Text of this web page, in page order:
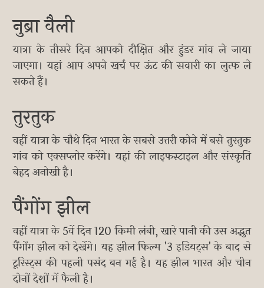
नुब्रा वैली
यात्रा के तीसरे दिन आपको दीक्षित और हुंडर गांव ले जाया
जाएगा। यहां आप अपने खर्च पर ऊंट की सवारी का लुत्फ ले
सकते हैं।
तुरतुक
वहीं यात्रा के चौथे दिन भारत के सबसे उत्तरी कोने में बसे तुरतुक
गांव को एक्सप्लोर करेंगे। यहां की लाइफस्टाइल और संस्कृति
बेहद अनोखी है।
पैंगोंग झील
वहीं यात्रा के 5वें दिन 120 किमी लंबी, खारे पानी की उस अद्भुत
पैंगोंग झील को देखेंगे। यह झील फिल्म '3 इडियट्स' के बाद से
टूरिस्ट्स की पहली पसंद बन गई है। यह झील भारत और चीन
दोनों देशों में फैली है।